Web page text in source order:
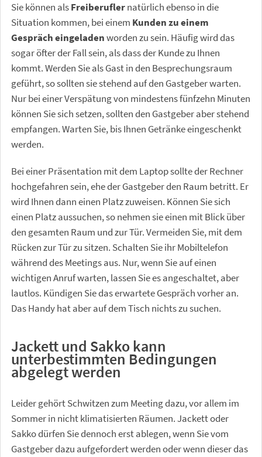
Sie können alsFreiberuflernatürlich ebenso in die
Situation kommen, bei einem Kunden zu einem
Gespräch eingeladenworden zu sein. Häufig wird das
sogar öfter der Fall sein, als dass der Kunde zu Ihnen
kommt. Werden Sie als Gast in den Besprechungsraum
geführt, so sollten sie stehend auf den Gastgeber warten.
Nur bei einer Verspätung von mindestens fünfzehn Minuten
können Sie sich setzen, sollten den Gastgeber aber stehend
empfangen. Warten Sie, bis Ihnen Getränke eingeschenkt
werden.
Bei einer Präsentation mit dem Laptop sollte der Rechner
hochgefahren sein, ehe der Gastgeber den Raum betritt. Er
wird Ihnen dann einen Platz zuweisen. Können Sie sich
einen Platz aussuchen, so nehmen sie einen mit Blick über
den gesamten Raum und zur Tür. Vermeiden Sie, mit dem
Rücken zur Tür zu sitzen. Schalten Sie ihr Mobiltelefon
während des Meetings aus. Nur, wenn Sie auf einen
wichtigen Anruf warten, lassen Sie es angeschaltet, aber
lautlos. Kündigen Sie das erwartete Gespräch vorher an.
Das Handy hat aber auf dem Tisch nichts zu suchen.
Jackett und Sakko kann
unterbestimmten Bedingungen
abgelegt werden
Leider gehört Schwitzen zum Meeting dazu, vor allem im
Sommer in nicht klimatisierten Räumen. Jackett oder
Sakko dürfen Sie dennoch erst ablegen, wenn Sie vom
Gastgeber dazu aufgefordert werden oder wenn dieser das